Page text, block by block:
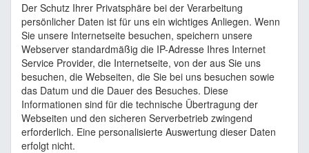
Der Schutz Ihrer Privatsphäre bei der Verarbeitung
persönlicher Daten ist für uns ein wichtiges Anliegen. Wenn
Sie unsere Internetseite besuchen, speichern unsere
Webserver standardmäßig die IP-Adresse Ihres Internet
Service Provider, die Internetseite, von der aus Sie uns
besuchen, die Webseiten, die Sie bei uns besuchen sowie
das Datum und die Dauer des Besuches. Diese
Informationen sind für die technische Übertragung der
Webseiten und den sicheren Serverbetrieb zwingend
erforderlich. Eine personalisierte Auswertung dieser Daten
erfolgt nicht.